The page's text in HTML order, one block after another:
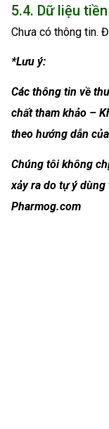
5.4. Dữ liệu
Chưa có thông tin.
*Lưu ý:
Các thông tin về
chất tham khảo –
theo hướng dẫn
Chúng tôi không
xảy ra do tự ý
Pharmog.com